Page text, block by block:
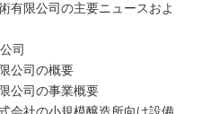
有限公司の主要ニュースおよ
司
公司の概要
公司の事業概要